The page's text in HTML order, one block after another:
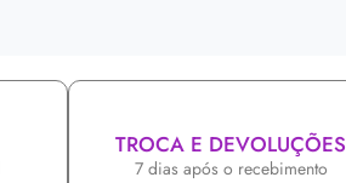
TROCA E DEVOLUÇÕES
7 dias após o recebimento